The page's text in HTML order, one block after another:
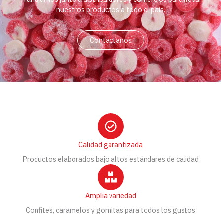
nuestros productos a todo el país.
Contáctanos
Calidad garantizada
Productos elaborados bajo altos estándares de calidad
Amplia variedad
Confites, caramelos y gomitas para todos los gustos